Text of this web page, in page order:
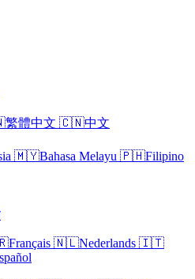
繁體中文 🇨🇳中文
🇲🇾Bahasa Melayu 🇵🇭Filipino
Français 🇳🇱Nederlands 🇮🇹